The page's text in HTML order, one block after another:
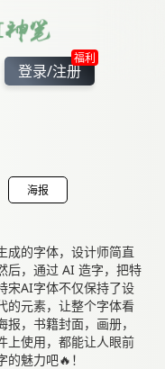
福利
登录/注册
海报
成的字体，设计师简直
后，通过 AI 造字，把特
宋AI字体不仅保持了设
的元素，让整个字体看
，书籍封面，画册，
上使用，都能让人眼前
魅力吧🔥！